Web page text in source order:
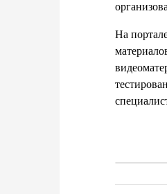
На